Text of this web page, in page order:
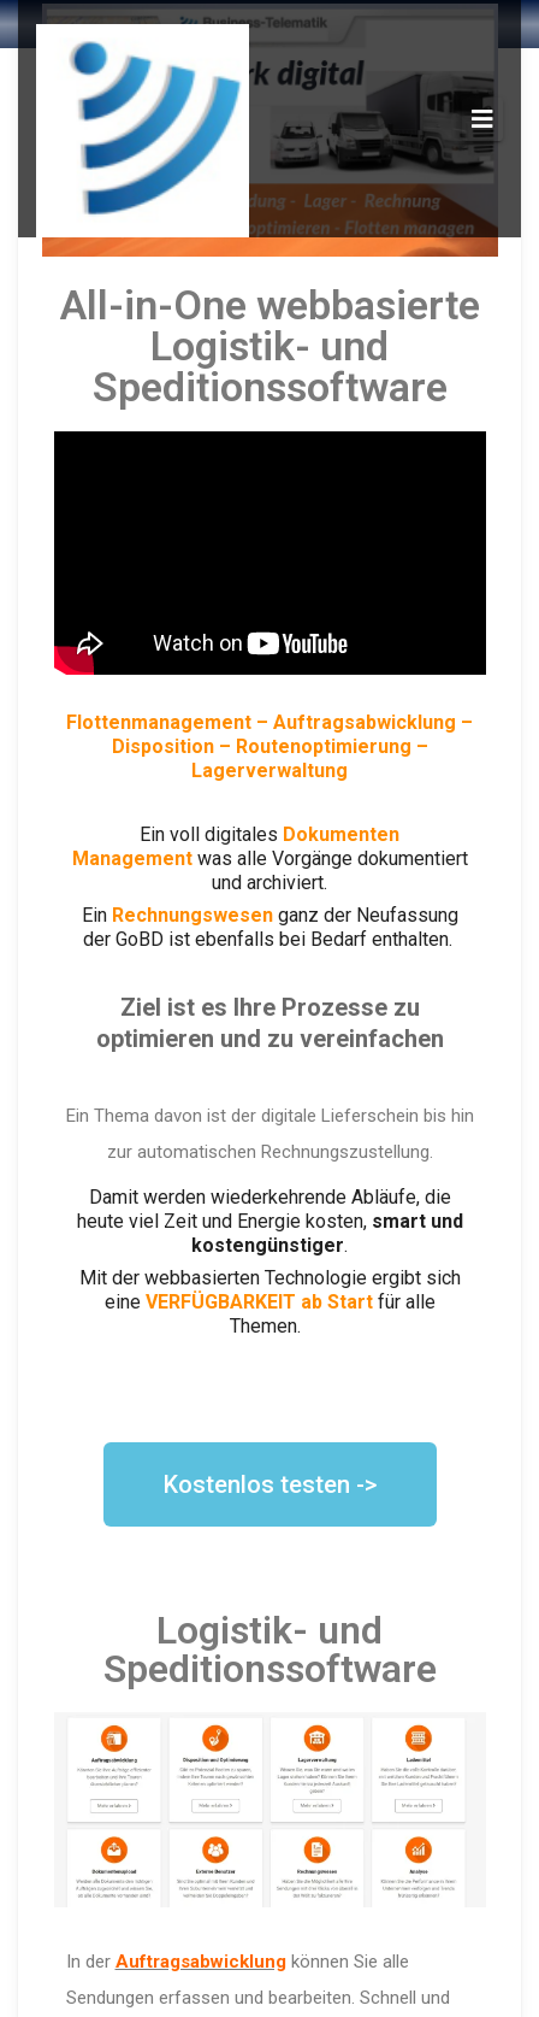
All-in-One webbasierte
Logistik- und
Speditionssoftware
Flottenmanagement – Auftragsabwicklung –
Disposition – Routenoptimierung –
Lagerverwaltung
Ein voll digitales Dokumenten
Managementwas alle Vorgänge dokumentiert
und archiviert.
Ein Rechnungswesenganz der Neufassung
der GoBD ist ebenfalls bei Bedarf enthalten.
Ziel ist es Ihre Prozesse zu
optimieren und zu vereinfachen
Ein Thema davon ist der digitale Lieferschein bis hin
zur automatischen Rechnungszustellung.
Damit werden wiederkehrende Abläufe, die
heute viel Zeit und Energie kosten, smart und
kostengünstiger.
Mit der webbasierten Technologie ergibt sich
eine VERFÜGBARKEIT ab Startfür alle
Themen.
Kostenlos testen ->
Logistik- und
Speditionssoftware
In der Auftragsabwicklungkönnen Sie alle
Sendungen erfassen und bearbeiten. Schnell und